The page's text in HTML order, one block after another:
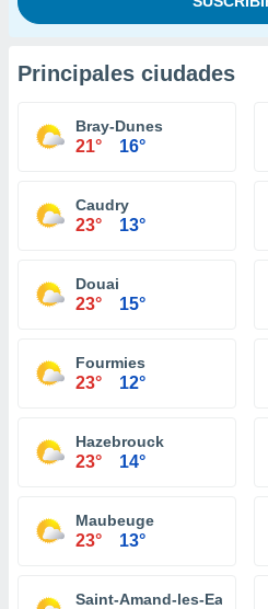
Principales ciudades
Bray-Dunes
21° 16°
Caudry
23° 13°
Douai
23° 15°
Fourmies
23° 12°
Hazebrouck
23° 14°
Maubeuge
23° 13°
Saint-Amand-les-Eaux